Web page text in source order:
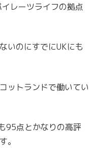
レーツライフの拠点
いのにすでにUKにも
ットランドで働いてい
95点とかなりの高評
。